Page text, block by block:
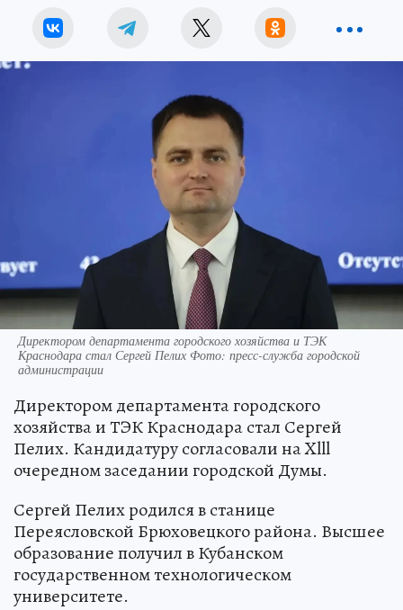
Директором департамента городского хозяйства и ТЭК
Краснодара стал Сергей Пелих Фото: пресс-служба городской
администрации
Директором департамента городского
хозяйства и ТЭК Краснодара стал Сергей
Пелих. Кандидатуру согласовали на Xlll
очередном заседании городской Думы.
Сергей Пелих родился в станице
Переясловской Брюховецкого района. Высшее
образование получил в Кубанском
государственном технологическом
университете.